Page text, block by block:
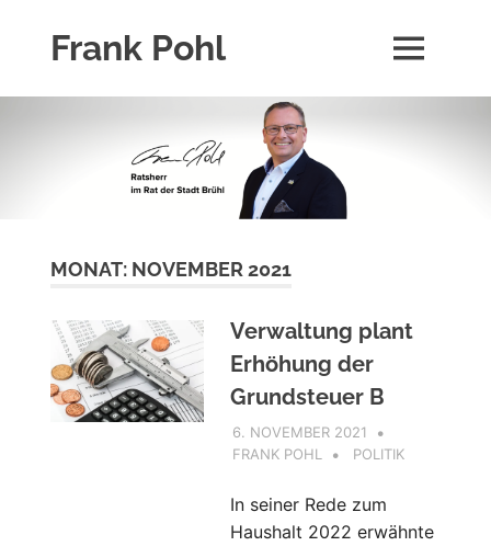
springenFrank Pohl MENÜ
MONAT: NOVEMBER 2021
Verwaltung plant
Erhöhung der
Grundsteuer B
6. NOVEMBER 2021
FRANK POHL
POLITIK
In seiner Rede zum
Haushalt 2022 erwähnte